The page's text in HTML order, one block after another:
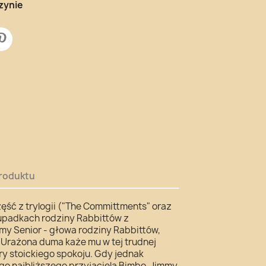
z trylogii ("The Committments" oraz
rodziny Rabbittów z
Senior - głowa rodziny Rabbittów,
duma każe mu w tej trudnej
stoickiego spokoju. Gdy jednak